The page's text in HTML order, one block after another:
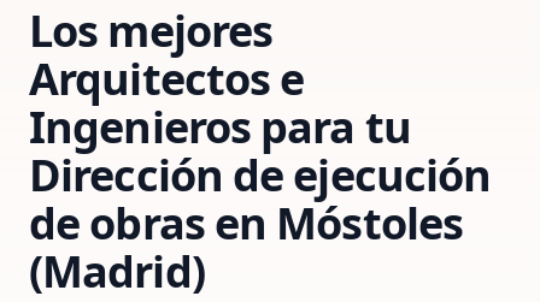
Los mejores
Arquitectos e
Ingenieros para tu
Dirección de ejecución
de obrasen Móstoles
(Madrid)